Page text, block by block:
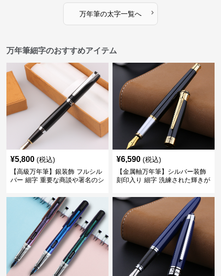
万年筆の太字一覧へ ›
万年筆細字のおすすめアイテム
¥5,800 (税込)
【高級万年筆】銀装飾 フルシル
バー 細字 重要な商談や署名のシ
てくれる
¥6,590 (税込)
【金属軸万年筆】シルバー装飾
刻印入り 細字 洗練された輝きが